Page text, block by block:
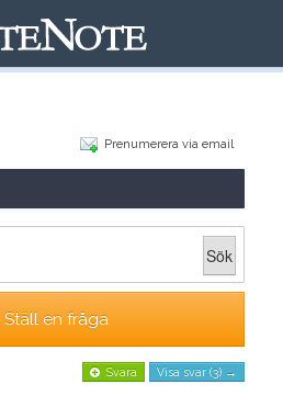
Prenumerera via email
Sök
Ställ en fråga
Svara Visa svar (3) →